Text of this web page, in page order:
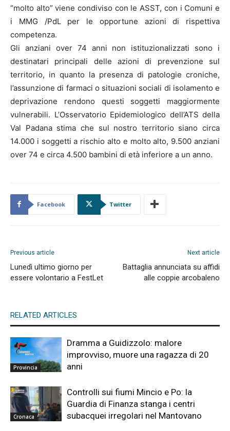
“molto alto” viene condiviso con le ASST, con i Comuni e
i MMG /PdL per le opportune azioni di rispettiva
competenza.
Gli anziani over 74 anni non istituzionalizzati sono i
destinatari principali delle azioni di prevenzione sul
territorio, in quanto la presenza di patologie croniche,
l’assunzione di farmaci o situazioni sociali di isolamento e
deprivazione rendono questi soggetti maggiormente
vulnerabili. L’Osservatorio Epidemiologico dell’ATS della
Val Padana stima che sul nostro territorio siano circa
14.000 i soggetti a rischio alto e molto alto, 9.500 anziani
over 74 e circa 4.500 bambini di età inferiore a un anno.
Facebook Twitter
Previous article
Lunedì ultimo giorno per
essere volontario a FestLet
Next article
Battaglia annunciata su affidi
alle coppie arcobaleno
RELATED ARTICLES
Provincia
Dramma a Guidizzolo: malore
improvviso, muore una ragazza di 20
anni
Cronaca
Controlli sui fiumi Mincio e Po: la
Guardia di Finanza stanga i centri
subacquei irregolari nel Mantovano